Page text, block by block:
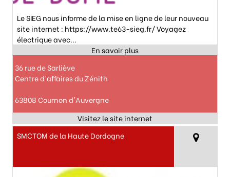
Le SIEG nous informe de la mise en ligne de leur nouveau
site internet : https://www.te63-sieg.fr/ Voyagez
électrique avec...
36 rue de Sarliève
Centre d'affaires du Zénith
63808 Cournon d'Auvergne
SMCTOM de la Haute Dordogne